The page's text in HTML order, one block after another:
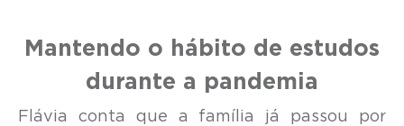
Mantendo o hábito de estudos
durante a pandemia
Flávia conta que a família já passou por